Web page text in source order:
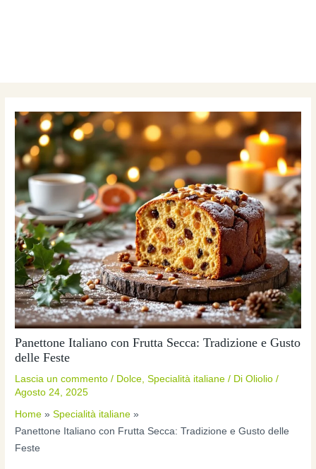
Panettone Italiano con Frutta Secca: Tradizione e Gusto
delle Feste
Lascia un commento / Dolce,Specialità italiane / DiOliolio/
Agosto 24, 2025
Home
Specialità italiane
Panettone Italiano con Frutta Secca: Tradizione e Gusto delle
Feste